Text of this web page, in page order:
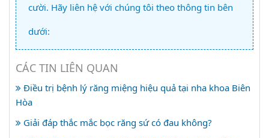
cười. Hãy liên hệ với chúng tôi theo thông tin bên
dưới:
CÁC TIN LIÊN QUAN
Điều trị bệnh lý răng miệng hiệu quả tại nha khoa Biên
Hòa
Giải đáp thắc mắc bọc răng sứ có đau không?